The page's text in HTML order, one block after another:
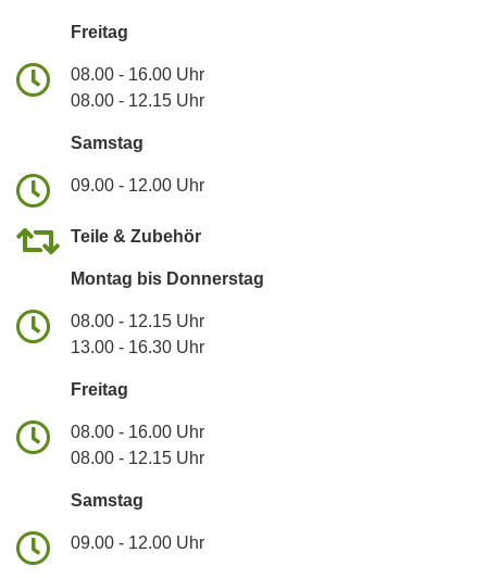
Freitag
08.00 - 16.00 Uhr
08.00 - 12.15 Uhr
Samstag
09.00 - 12.00 Uhr
Teile & Zubehör
Montag bis Donnerstag
08.00 - 12.15 Uhr
13.00 - 16.30 Uhr
Freitag
08.00 - 16.00 Uhr
08.00 - 12.15 Uhr
Samstag
09.00 - 12.00 Uhr